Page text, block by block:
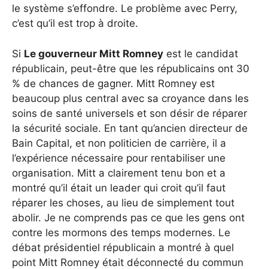
le système s’effondre. Le problème avec Perry,
c’est qu’il est trop à droite.
Si Le gouverneur Mitt Romney est le candidat
républicain, peut-être que les républicains ont 30
% de chances de gagner. Mitt Romney est
beaucoup plus central avec sa croyance dans les
soins de santé universels et son désir de réparer
la sécurité sociale. En tant qu’ancien directeur de
Bain Capital, et non politicien de carrière, il a
l’expérience nécessaire pour rentabiliser une
organisation. Mitt a clairement tenu bon et a
montré qu’il était un leader qui croit qu’il faut
réparer les choses, au lieu de simplement tout
abolir. Je ne comprends pas ce que les gens ont
contre les mormons des temps modernes. Le
débat présidentiel républicain a montré à quel
point Mitt Romney était déconnecté du commun